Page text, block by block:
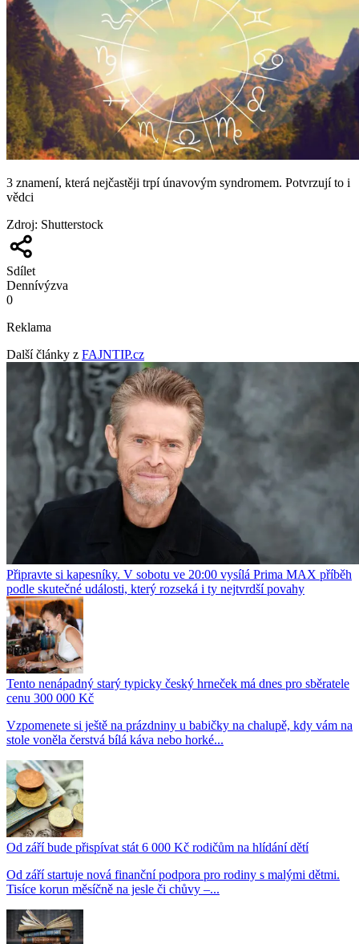
3 znamení, která nejčastěji trpí únavovým syndromem. Potvrzují to i
vědci
Zdroj: Shutterstock
Sdílet
Dennívýzva
0
Reklama
Další články z FAJNTIP.cz
Připravte si kapesníky. V sobotu ve 20:00 vysílá Prima MAX příběh
podle skutečné události, který rozseká i ty nejtvrdší povahy
Tento nenápadný starý typicky český hrneček má dnes pro sběratele
cenu 300 000 Kč
Vzpomenete si ještě na prázdniny u babičky na chalupě, kdy vám na
stole voněla čerstvá bílá káva nebo horké...
Od září bude přispívat stát 6 000 Kč rodičům na hlídání dětí
Od září startuje nová finanční podpora pro rodiny s malými dětmi.
Tisíce korun měsíčně na jesle či chůvy –...